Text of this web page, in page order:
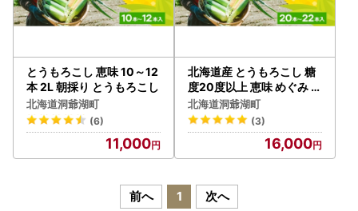
とうもろこし 恵味 10～12
本 2L 朝採り とうもろこし
北海道洞爺湖町
(6)
11,000
北海道産 とうもろこし 糖
度20度以上 恵味 めぐみ 2
L 20～22本 2026年7月下
旬～8月下旬頃お届け 先行
受付 朝採り トウモロコシ
スイート コーン 甘い 旬 夏
野菜 新鮮 産地直送 宮内農
北海道洞爺湖町
(3)
16,000
前へ 1 次へ